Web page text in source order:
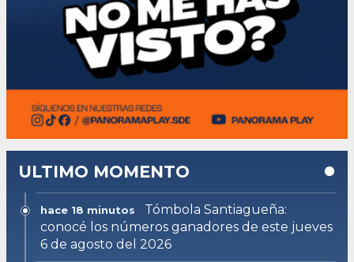
ULTIMO MOMENTO
hace 18 minutos
Tómbola Santiagueña:
conocé los números ganadores de este jueves
6 de agosto del 2026